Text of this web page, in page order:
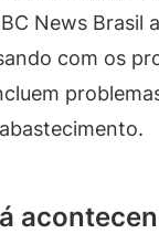
News Brasil
com os